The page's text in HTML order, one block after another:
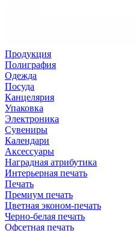
Продукция
Полиграфия
Одежда
Посуда
Канцелярия
Упаковка
Электроника
Сувениры
Календари
Аксессуары
Наградная атрибутика
Интерьерная печать
Печать
Премиум печать
Цветная эконом-печать
Черно-белая печать
Офсетная печать